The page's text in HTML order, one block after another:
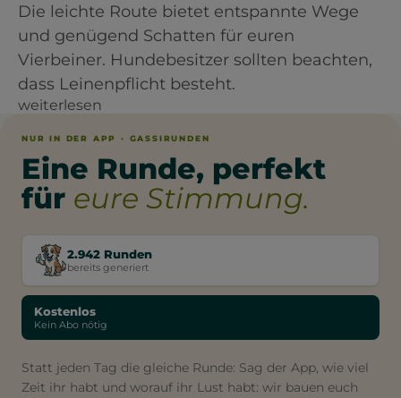
Die leichte Route bietet entspannte Wege
und genügend Schatten für euren
Vierbeiner. Hundebesitzer sollten beachten,
dass Leinenpflicht besteht.
weiterlesen
NUR IN DER APP · GASSIRUNDEN
Eine Runde, perfekt
für eure Stimmung.
2.942 Runden
bereits generiert
Kostenlos
Kein Abo nötig
Statt jeden Tag die gleiche Runde: Sag der App, wie viel
Zeit ihr habt und worauf ihr Lust habt: wir bauen euch